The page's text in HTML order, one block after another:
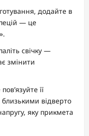
додайте в
— це
свічку —
змінити
її
близькими відверто
яку прикмета